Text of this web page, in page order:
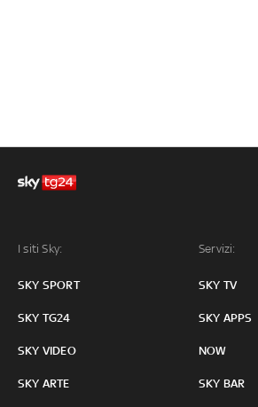
I siti Sky:
SKY SPORT
SKY TG24
SKY VIDEO
SKY ARTE
Servizi:
SKY TV
SKY APPS
NOW
SKY BAR